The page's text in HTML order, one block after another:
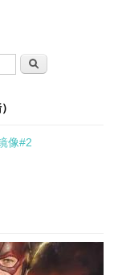
搜索
像#2